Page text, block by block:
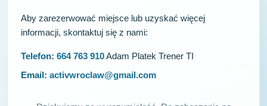
Aby zarezerwować miejsce lub uzyskać więcej
informacji, skontaktuj się z nami:
Telefon: 664 763 910Adam Platek Trener TI
Email: activwroclaw@gmail.com